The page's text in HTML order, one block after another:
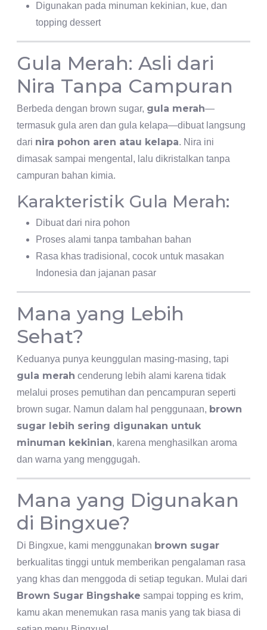
Digunakan pada minuman kekinian, kue, dan
topping dessert
Gula Merah: Asli dari
Nira Tanpa Campuran
Berbeda dengan brown sugar, gula merah—
termasuk gula aren dan gula kelapa—dibuat langsung
dari nira pohon aren atau kelapa. Nira ini
dimasak sampai mengental, lalu dikristalkan tanpa
campuran bahan kimia.
Karakteristik Gula Merah:
Dibuat dari nira pohon
Proses alami tanpa tambahan bahan
Rasa khas tradisional, cocok untuk masakan
Indonesia dan jajanan pasar
Mana yang Lebih
Sehat?
Keduanya punya keunggulan masing-masing, tapi
gula merah cenderung lebih alami karena tidak
melalui proses pemutihan dan pencampuran seperti
brown sugar. Namun dalam hal penggunaan, brown
sugar lebih sering digunakan untuk
minuman kekinian, karena menghasilkan aroma
dan warna yang menggugah.
Mana yang Digunakan
di Bingxue?
Di Bingxue, kami menggunakan brown sugar
berkualitas tinggi untuk memberikan pengalaman rasa
yang khas dan menggoda di setiap tegukan. Mulai dari
Brown Sugar Bingshake sampai topping es krim,
kamu akan menemukan rasa manis yang tak biasa di